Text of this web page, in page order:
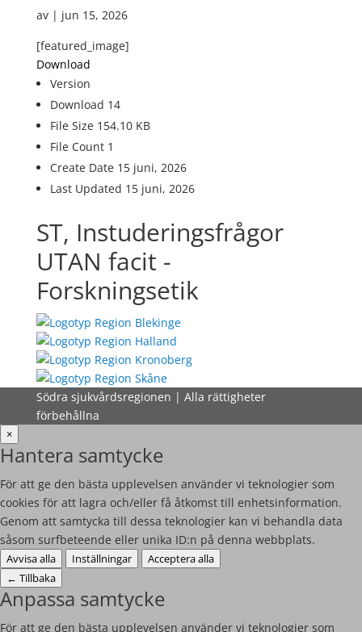
av | jun 15, 2026
[featured_image]
Download
Version
Download 14
File Size 154.10 KB
File Count 1
Create Date 15 juni, 2026
Last Updated 15 juni, 2026
ST, Instuderingsfrågor
UTAN facit -
Forskningsetik
Södra sjukvårdsregionen | Alla rättigheter
förbehållna
×
Hantera samtycke
För att ge den bästa upplevelsen använder vi teknologier som
cookies för att lagra och/eller få åtkomst till enhetsinformation.
Genom att samtycka till dessa teknologier kan vi behandla data
såsom surfbeteende eller unika ID:n på denna webbplats.
Avvisa alla Inställningar
Acceptera alla
← Tillbaka
Anpassa samtycke
För att ge den bästa upplevelsen använder vi teknologier som